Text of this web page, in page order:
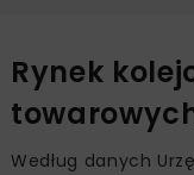
Rynek
Według danych